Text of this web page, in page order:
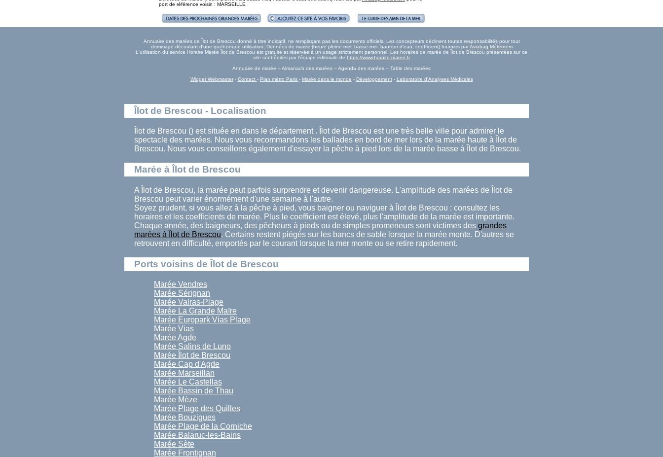
port de référence voisin : MARSEILLE
Annuaire des marées de Îlot de Brescou donné à titre indicatif, ne remplaçant pas les documents officiels. Les concepteurs déclinent toutes responsabilités pour tout
dommage découlant d'une quelconque utilisation. Données de marée (heure pleine-mer, basse-mer, hauteur d'eau, coefficient) fournies parAviabag Météorem
L'utilisation du service Horaire Marée Îlot de Brescou est gratuite et réservée à un usage strictement personnel. Les horaires de marée de Îlot de Brescou présentées sur ce
site sont édités par l'équipe éditoriale de https://www.horaire-maree.fr
Annuaire de marée – Almanach des marées – Agenda des marées – Table des marées
Widget Webmaster- Contact - Plan métro Paris - Marée dans le monde - Développement- Laboratoire d'Analyses Médicales
Îlot de Brescou - Localisation
Îlot de Brescou () est située en dans le département . Îlot de Brescou est une très belle ville pour admirer le
spectacle des marées. Nous vous recommandons les ballades en bord de mer lors de la marée haute à Îlot de
Brescou. Nous vous conseillons également d'essayer la pêche à pied lors de la marée basse à Îlot de Brescou.
Marée à Îlot de Brescou
A Îlot de Brescou, la marée peut parfois surprendre et devenir dangereuse. L'amplitude des marées de Îlot de
Brescou peut varier énormément d'une semaine à l'autre.
Soyez prudent, si vous allez à la pêche à pied, vous baigner ou naviguer à Îlot de Brescou : consultez les
horaires et les coefficients de marée. Plus le coefficient est élevé, plus l'amplitude de la marée est importante.
Chaque année, des baigneurs, des pêcheurs à pieds ou de simples promeneurs sont victimes des grandes
marées à Îlot de Brescou. Certains restent piégés sur les bancs de sable lorsque la marée monte. D'autres se
retrouvent en difficulté, emportés par le courant lorsque la mer monte ou se retire rapidement.
Ports voisins de Îlot de Brescou
Marée Vendres
Marée Sérignan
Marée Valras-Plage
Marée La Grande Maïre
Marée Europark Vias Plage
Marée Vias
Marée Agde
Marée Salins de Luno
Marée Îlot de Brescou
Marée Cap d'Agde
Marée Marseillan
Marée Le Castellas
Marée Bassin de Thau
Marée Mèze
Marée Plage des Quilles
Marée Bouzigues
Marée Plage de la Corniche
Marée Balaruc-les-Bains
Marée Sète
Marée Frontignan